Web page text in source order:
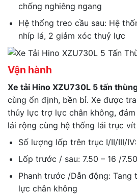
chống nghiêng ngang
Hệ thống treo cầu sau: Hệ
nhíp lá, 2 giảm xóc thuỷ lực
Vận hành
Xe tải Hino XZU730L 5 tấn
cùng ổn định, bền bỉ. Xe được
thủy lực trợ lực chân không,
lái rộng cùng hệ thống lái trục
Số lượng lốp trên trục I/II/
Lốp trước / sau: 7.50 – 16 /
Phanh trước /Dẫn động:
lực chân không